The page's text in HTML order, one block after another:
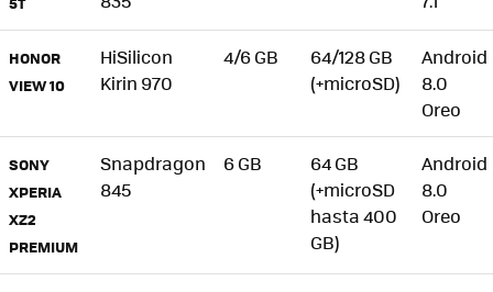
HONOR
VIEW 10
HiSilicon
Kirin 970
4/6 GB
64/128 GB
(+microSD)
Android
8.0
Oreo
SONY
XPERIA
XZ2
PREMIUM
Snapdragon
845
6 GB
64 GB
(+microSD
hasta 400
GB)
Android
8.0
Oreo